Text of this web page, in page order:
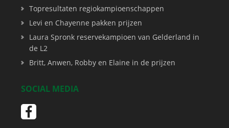
Topresultaten regiokampioenschappen
Levi en Chayenne pakken prijzen
Laura Spronk reservekampioen van Gelderland in
de L2
Britt, Anwen, Robby en Elaine in de prijzen
SOCIAL MEDIA